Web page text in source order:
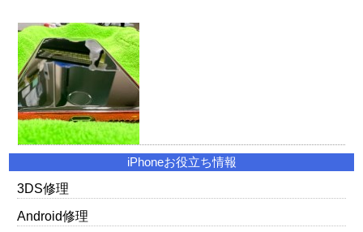
iPhoneお役立ち情報
3DS修理
Android修理